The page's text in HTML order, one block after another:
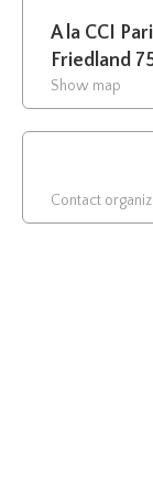
A la CCI
Friedland
Show map
Contact